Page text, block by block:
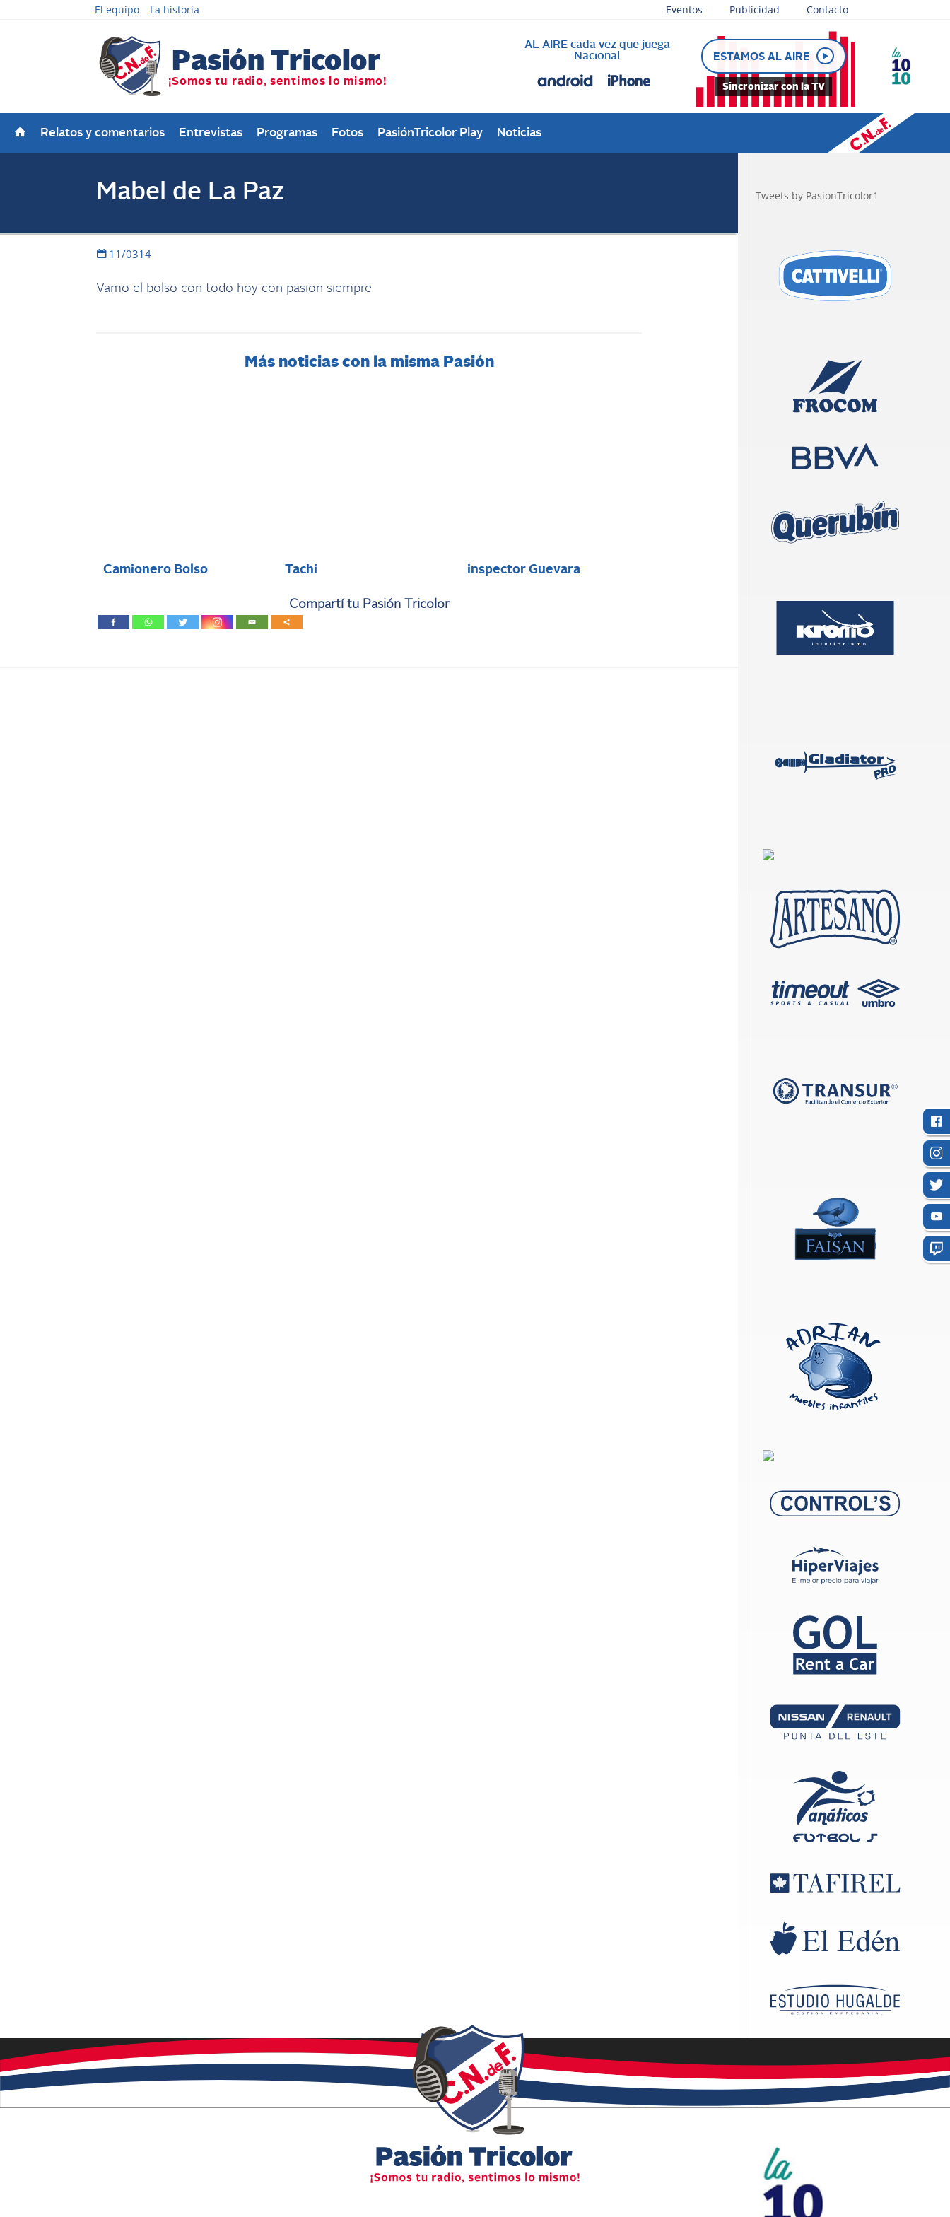
El equipo La historia Eventos Publicidad Contacto
AL AIRE cada vez que juega
Nacional
ESTAMOS AL AIRE
Sincronizar con la TV
Relatos y comentarios Entrevistas Programas Fotos PasiónTricolor Play Noticias
Mabel de La Paz
11/0314
Vamo el bolso con todo hoy con pasion siempre
Más noticias con la misma Pasión
Camionero Bolso Tachi inspector Guevara
Compartí tu Pasión Tricolor
Tweets by PasionTricolor1